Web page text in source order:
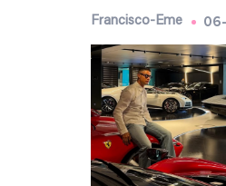
Francisco-Eme